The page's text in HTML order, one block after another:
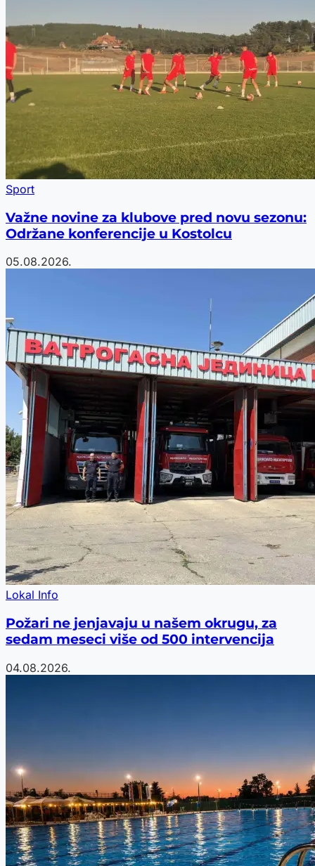
Sport
Važne novine za klubove pred novu sezonu:
Održane konferencije u Kostolcu
05.08.2026.
Lokal Info
Požari ne jenjavaju u našem okrugu, za
sedam meseci više od 500 intervencija
04.08.2026.